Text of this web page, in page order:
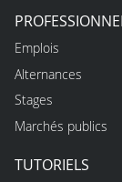
Emplois
Alternances
Stages
Marchés publics
TUTORIELS